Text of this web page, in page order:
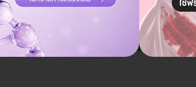
แอดมินพร้อมดูแลคุณทุกวันทางไลน์
คุยกับแอดมิน ฟรี!